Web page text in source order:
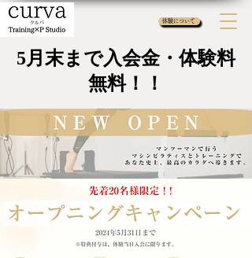
体験について
5月末まで入会金・体験料
無料！！